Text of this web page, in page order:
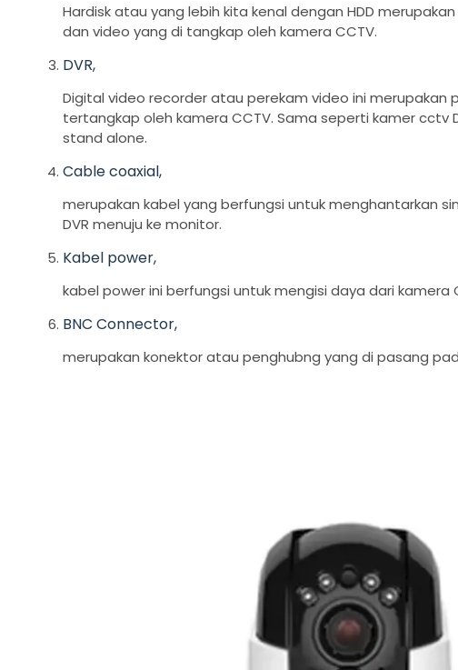
Hardisk atau yang lebih kita kenal dengan HDD
dan video yang di tangkap oleh kamera CCTV.
DVR,
Digital video recorder atau perekam video ini
tertangkap oleh kamera CCTV. Sama seperti kamer cctv
stand alone.
Cable coaxial,
merupakan kabel yang berfungsi untuk menghantarkan
DVR menuju ke monitor.
Kabel power,
kabel power ini berfungsi untuk mengisi daya dari kamera
BNC Connector,
merupakan konektor atau penghubng yang di pasang